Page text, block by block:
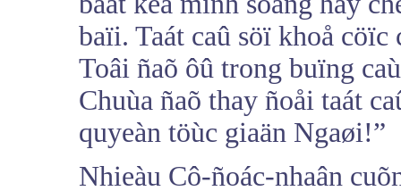
baïi. Taát caû söï khoå cöïc
Toâi ñaõ ôû trong buïng
Chuùa ñaõ thay ñoåi taát
quyeàn töùc giaän Ngaøi!”
Nhieàu Cô-ñoác-nhaân